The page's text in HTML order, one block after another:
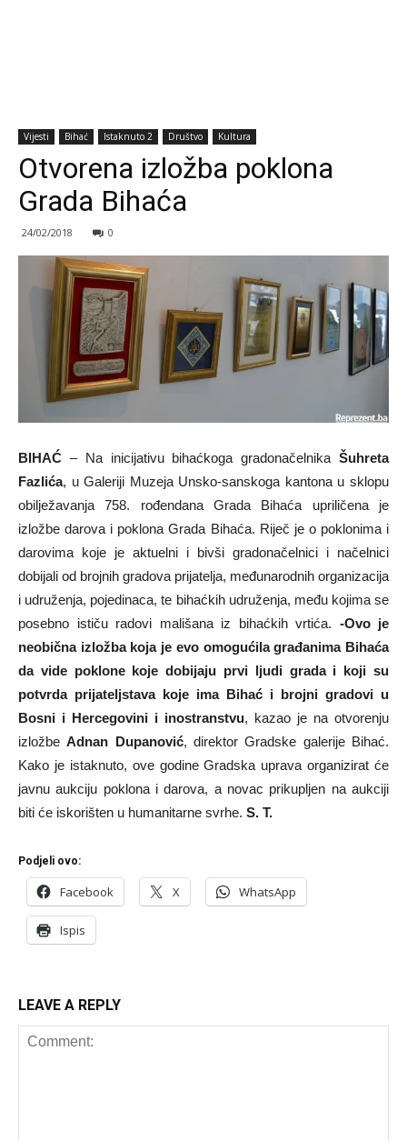
Vijesti Bihać Istaknuto 2 Društvo Kultura
Otvorena izložba poklona
Grada Bihaća
24/02/2018 0
BIHAĆ – Na inicijativu bihaćkoga gradonačelnikaŠuhreta
Fazlića, u Galeriji Muzeja Unsko-sanskoga kantona u sklopu
obilježavanja 758. rođendana Grada Bihaća upriličena je
izložbe darova i poklona Grada Bihaća. Riječ je o poklonima i
darovima koje je aktuelni i bivši gradonačelnici i načelnici
dobijali od brojnih gradova prijatelja, međunarodnih organizacija
i udruženja, pojedinaca, te bihaćkih udruženja, među kojima se
posebno ističu radovi mališana iz bihaćkih vrtića. -Ovo je
neobična izložba koja je evo omogućila građanima Bihaća
da vide poklone koje dobijaju prvi ljudi grada i koji su
potvrda prijateljstava koje ima Bihać i brojni gradovi u
Bosni i Hercegovini i inostranstvu, kazao je na otvorenju
izložbeAdnan Dupanović, direktor Gradske galerije Bihać.
Kako je istaknuto, ove godine Gradska uprava organizirat će
javnu aukciju poklona i darova, a novac prikupljen na aukciji
biti će iskorišten u humanitarne svrhe. S. T.
Podjeli ovo:
Facebook X WhatsApp
Ispis
LEAVE A REPLY